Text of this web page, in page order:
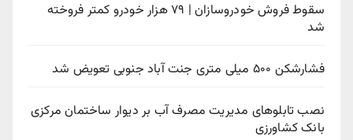
سقوط فروش خودروسازان | ۷۹ هزار خودرو کمتر فروخته
شد
فشارشکن ۵۰۰ میلی متری جنت آباد جنوبی تعویض شد
نصب تابلوهای مدیریت مصرف آب بر دیوار ساختمان مرکزی
بانک کشاورزی